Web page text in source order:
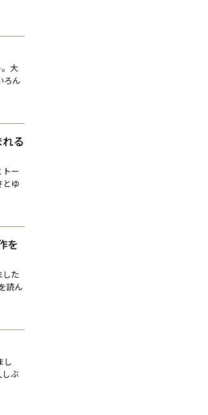
大
ろん
る
ー
とゆ
を
した
読ん
し
しぶ